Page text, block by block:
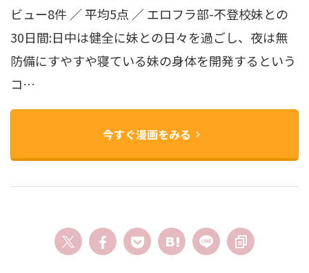
ビュー8件 ／ 平均5点 ／ エロフラ部-不登校妹との
30日間:日中は健全に妹との日々を過ごし、夜は無
防備にすやすや寝ている妹の身体を開発するという
コ…
今すぐ漫画をみる